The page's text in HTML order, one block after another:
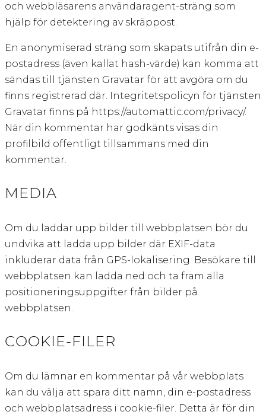
och webbläsarens användaragent-sträng som
hjälp för detektering av skräppost.
En anonymiserad sträng som skapats utifrån din e-
postadress (även kallat hash-värde) kan komma att
sändas till tjänsten Gravatar för att avgöra om du
finns registrerad där. Integritetspolicyn för tjänsten
Gravatar finns på https://automattic.com/privacy/.
När din kommentar har godkänts visas din
profilbild offentligt tillsammans med din
kommentar.
MEDIA
Om du laddar upp bilder till webbplatsen bör du
undvika att ladda upp bilder där EXIF-data
inkluderar data från GPS-lokalisering. Besökare till
webbplatsen kan ladda ned och ta fram alla
positioneringsuppgifter från bilder på
webbplatsen.
COOKIE-FILER
Om du lämnar en kommentar på vår webbplats
kan du välja att spara ditt namn, din e-postadress
och webbplatsadress i cookie-filer. Detta är för din